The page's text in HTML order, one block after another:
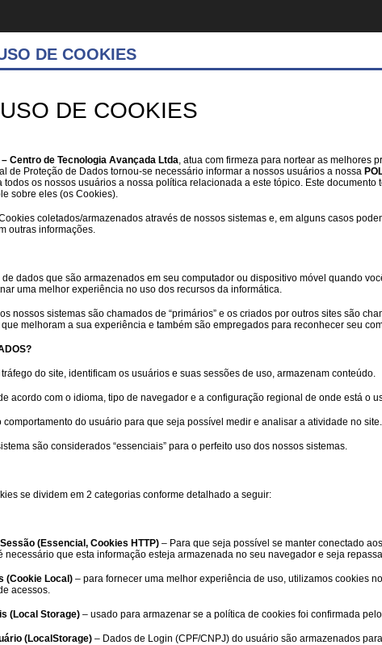
DE COOKIES
DE COOKIES
– Centro de Tecnologia Avançada Ltda, atua com firmeza para nortear as melhores
de Proteção de Dados tornou-se necessário informar a nossos usuários a nossa
os nossos usuários a nossa política relacionada a este tópico. Este
sobre eles (os Cookies).
coletados/armazenados através de nossos sistemas e, em alguns casos
outras informações.
dados que são armazenados em seu computador ou dispositivo móvel quando
uma melhor experiência no uso dos recursos da informática.
nossos sistemas são chamados de “primários” e os criados por outros sites são
melhoram a sua experiência e também são empregados para reconhecer seu
do site, identificam os usuários e suas sessões de uso, armazenam conteúdo.
acordo com o idioma, tipo de navegador e a configuração regional de onde está o
comportamento do usuário para que seja possível medir e analisar a atividade no site.
são considerados “essenciais” para o perfeito uso dos nossos sistemas.
se dividem em 2 categorias conforme detalhado a seguir:
(Essencial, Cookies HTTP) – Para que seja possível se manter conectado
necessário que esta informação esteja armazenada no seu navegador e seja
(Cookie Local) – para fornecer uma melhor experiência de uso, utilizamos cookies
acessos.
(Local Storage) – usado para armazenar se a política de cookies foi confirmada
(LocalStorage) – Dados de Login (CPF/CNPJ) do usuário são armazenados